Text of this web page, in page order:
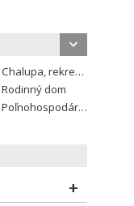
Chalupa, rekreačný domček
Rodinný dom
Poľnohospodárska usadlosť